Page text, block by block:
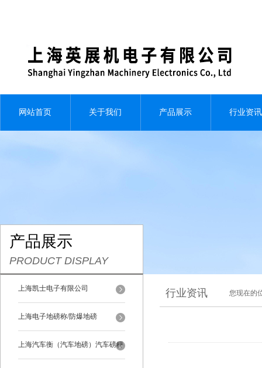
网站首页 关于我们 产品展示 行业资讯
产品展示
PRODUCT DISPLAY
上海凯士电子有限公司
上海电子地磅称/防爆地磅
上海汽车衡（汽车地磅）汽车磅秤
行业资讯 您现在的